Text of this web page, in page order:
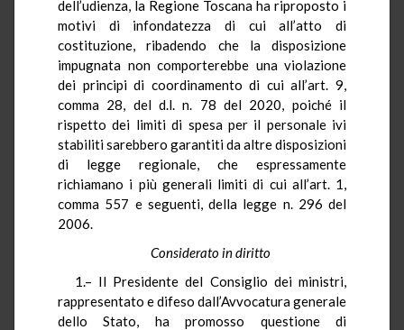
dell’udienza, la Regione Toscana ha riproposto i
motivi di infondatezza di cui all’atto di
costituzione, ribadendo che la disposizione
impugnata non comporterebbe una violazione
dei principi di coordinamento di cui all’art. 9,
comma 28, del d.l. n. 78 del 2020, poiché il
rispetto dei limiti di spesa per il personale ivi
stabiliti sarebbero garantiti da altre disposizioni
di legge regionale, che espressamente
richiamano i più generali limiti di cui all’art. 1,
comma 557 e seguenti, della legge n. 296 del
2006.
Considerato in diritto
1.– Il Presidente del Consiglio dei ministri,
rappresentato e difeso dall’Avvocatura generale
dello Stato, ha promosso questione di